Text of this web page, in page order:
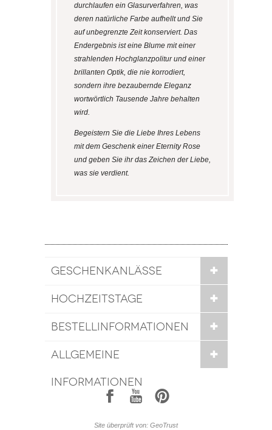
durchlaufen ein Glasurverfahren, was
deren natürliche Farbe aufhellt und Sie
auf unbegrenzte Zeit konserviert. Das
Endergebnis ist eine Blume mit einer
strahlenden Hochglanzpolitur und einer
brillanten Optik, die nie korrodiert,
sondern ihre bezaubernde Eleganz
wortwörtlich Tausende Jahre behalten
wird.
Begeistern Sie die Liebe Ihres Lebens
mit dem Geschenk einer Eternity Rose
und geben Sie ihr das Zeichen der Liebe,
was sie verdient.
GESCHENKANLÄSSE
HOCHZEITSTAGE
BESTELLINFORMATIONEN
ALLGEMEINE
INFORMATIONEN
1 7 6
Site überprüft von: GeoTrust